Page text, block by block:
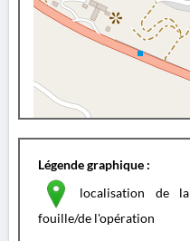
Légende graphique :
localisation de la
fouille/de l'opération